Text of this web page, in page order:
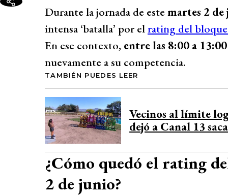
Durante la mañana del martes 2 de
matinal con Mucho Gusto alcanzando
reportajes sobre desempleo femenino y
de Aragua. En segundo lugar quedó
por Canal 13 con Tu Día. TVN
días a todos y El medio día, ambos
Durante la jornada de este martes 2
intensa ‘batalla’ por elrating del
En ese contexto, entre las 8:00 a
nuevamente a su competencia.
TAMBIÉN PUEDES LEER
Vecinos al límite
dejó a Canal 13
¿Cómo quedó el rating
2 de junio?